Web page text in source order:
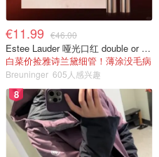
€11.99 €46.00
Estee Lauder 哑光口红 double or nothing色号
白菜价捡雅诗兰黛细管！薄涂没毛病
Breuninger 605人感兴趣
8